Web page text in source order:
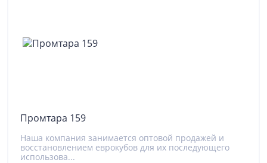
Промтара 159
Наша компания занимается оптовой продажей и
восстановлением еврокубов для их последующего
использова...